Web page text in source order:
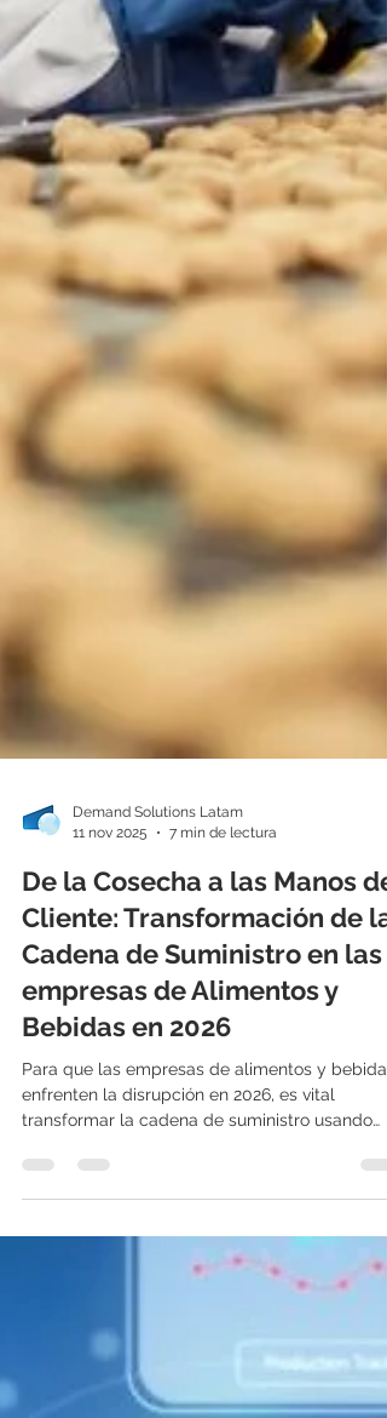
Demand Solutions Latam
11 nov 2025
7 min de lectura
De la Cosecha a las Manos del
Cliente: Transformación de la
Cadena de Suministro en las
empresas de Alimentos y
Bebidas en 2026
Para que las empresas de alimentos y bebidas
transformar la cadena de suministro usando
Inteligencia Artificial (IA). La cual impulsa
Fabricación basada en la demanda real.
Automatización del proceso S&OP. Este